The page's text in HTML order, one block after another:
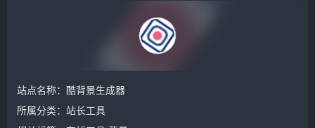
站点名称：酷背景生成器
所属分类： 站长工具